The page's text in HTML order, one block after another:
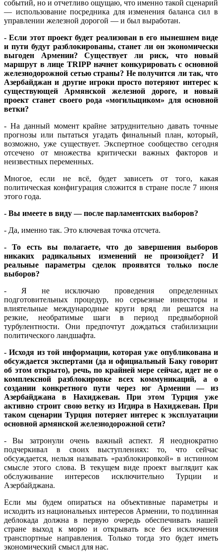
событий, но и отчетливо ощущаю, что именно такой сценарий
— использование посредника для изменения баланса сил в
управлении железной дорогой — и был выработан.
- Если этот проект будет реализован в его нынешнем виде
и пути будут разблокированы, станет ли он экономически
выгоден Армении? Существует ли риск, что новый
маршрут в лице TRIPP начнет конкурировать с основной
железнодорожной сетью страны? Не получится ли так, что
Азербайджан и другие игроки просто потеряют интерес к
существующей Армянской железной дороге, и новый
проект станет своего рода «могильщиком» для основной
ветки?
- На данный момент крайне затруднительно давать точные
прогнозы или пытаться угадать финальный план, который,
возможно, уже существует. Экспертное сообщество сегодня
отсечено от множества критически важных факторов и
неизвестных переменных.
Многое, если не всё, будет зависеть от того, какая
политическая конфигурация сложится в стране после 7 июня
этого года.
- Вы имеете в виду — после парламентских выборов?
- Да, именно так. Это ключевая точка отсчета.
- То есть вы полагаете, что до завершения выборов
никаких радикальных изменений не произойдет? И
реальные параметры сделок проявятся только после
выборов?
- Я не исключаю проведения определенных
подготовительных процедур, но серьезные инвесторы и
влиятельные международные круги вряд ли решатся на
резкие, необратимые шаги в период предвыборной
турбулентности. Они предпочтут дождаться стабилизации
политического ландшафта.
- Исходя из той информации, которая уже опубликована и
обсуждается экспертами (да и официальный Баку говорит
об этом открыто), речь, по крайней мере сейчас, идет не о
комплексной разблокировке всех коммуникаций, а о
создании конкретного пути через юг Армении — из
Азербайджана в Нахиджеван. При этом Турция уже
активно строит свою ветку из Игдира в Нахиджеван. При
таком сценарии Турция потеряет интерес к эксплуатации
основной армянской железнодорожной сети?
- Вы затронули очень важный аспект. Я неоднократно
подчеркивал в своих выступлениях: то, что сейчас
обсуждается, нельзя называть «разблокировкой» в истинном
смысле этого слова. В текущем виде проект выглядит как
обслуживание интересов исключительно Турции и
Азербайджана.
Если мы будем опираться на объективные параметры и
исходить из национальных интересов Армении, то подлинная
деблокада должна в первую очередь обеспечивать нашей
стране выход к морю и открывать все без исключения
транспортные направления. Только тогда это будет иметь
экономический смысл для нас.